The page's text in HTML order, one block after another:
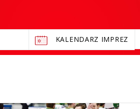
KALENDARZ IMPREZ